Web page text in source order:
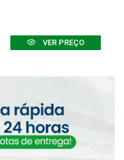
VER PREÇO